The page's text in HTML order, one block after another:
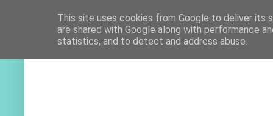
This site uses cookies from Google to deliver its
are shared with Google along with performance
statistics, and to detect and address abuse.